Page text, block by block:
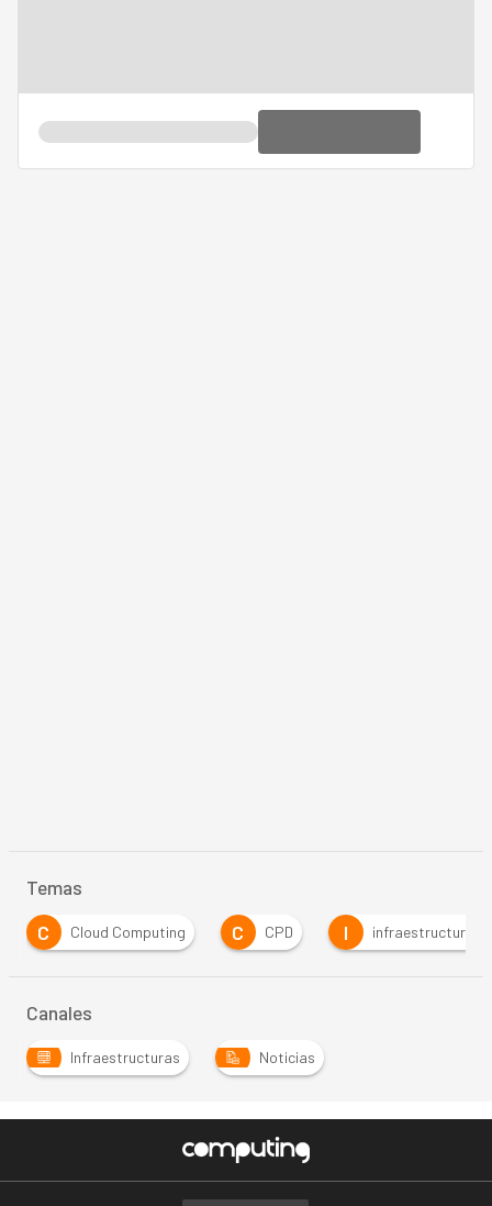
Temas
C
Cloud Computing C CPD I infraestructuras
Canales
Infraestructuras Noticias